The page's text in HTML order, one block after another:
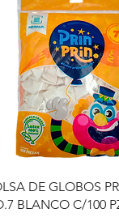
Vista rápida
DE GLOBOS
BLANCO C/100